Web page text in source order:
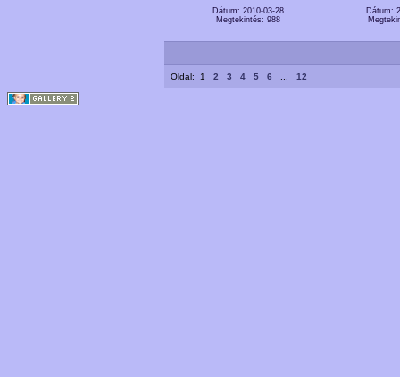
Dátum: 2010-03-28
Megtekintés: 988
Dátum:
Oldal: 1 2 3 4 5 6 12